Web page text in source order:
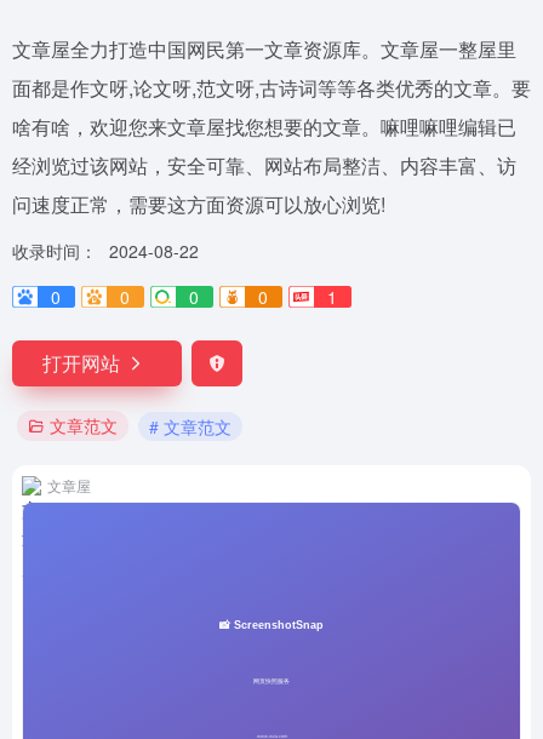
文章屋全力打造中国网民第一文章资源库。文章屋一整屋里
面都是作文呀,论文呀,范文呀,古诗词等等各类优秀的文章。要
啥有啥，欢迎您来文章屋找您想要的文章。嘛哩嘛哩编辑已
经浏览过该网站，安全可靠、网站布局整洁、内容丰富、访
问速度正常，需要这方面资源可以放心浏览!
收录时间：
2024-08-22
0
0 0 0 1
打开网站
文章范文 # 文章范文
文章屋